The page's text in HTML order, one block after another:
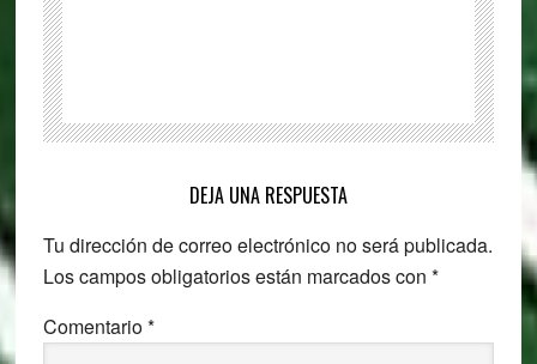
InteractionsDEJA UNA RESPUESTA
Tu dirección de correo electrónico no será publicada.
Los campos obligatorios están marcados con *
Comentario*